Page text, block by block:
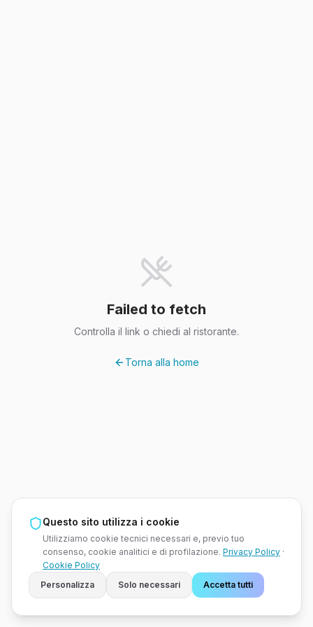
Failed to fetch
Controlla il link o chiedi al ristorante.
Torna alla home
Questo sito utilizza i cookie
Utilizziamo cookie tecnici necessari e, previo tuo
consenso, cookie analitici e di profilazione. Privacy Policy ·
Cookie Policy
Personalizza
Solo necessari Accetta tutti